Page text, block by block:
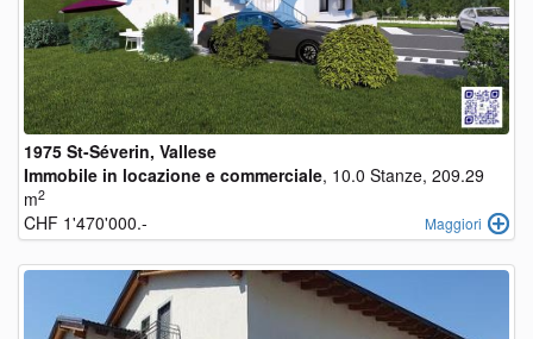
1975 St-Séverin, Vallese
Immobile in locazione e commerciale, 10.0 Stanze, 209.29
m2
CHF 1'470'000.- Maggiori